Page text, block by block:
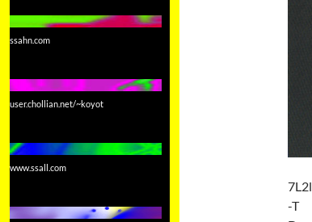
7L2l
-T
ssahn.com
user.chollian.net/~koyot
www.ssall.com